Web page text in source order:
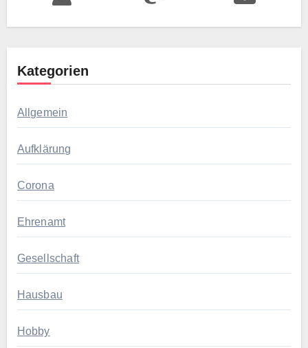
Kategorien
Allgemein
Aufklärung
Corona
Ehrenamt
Gesellschaft
Hausbau
Hobby